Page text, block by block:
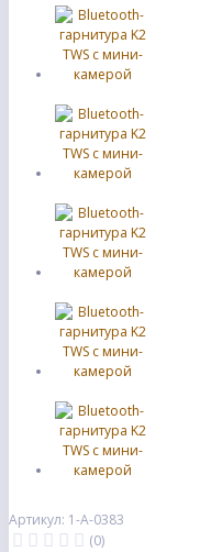
Артикул: 1-А-0383
(0)